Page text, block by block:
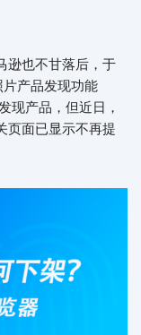
逊也不甘落后，于
产品发现功能
现产品，但近日，
页面已显示不再提